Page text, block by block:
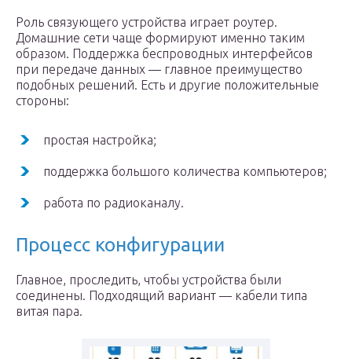
Роль связующего устройства играет роутер.
Домашние сети чаще формируют именно таким
образом. Поддержка беспроводных интерфейсов
при передаче данных — главное преимущество
подобных решений. Есть и другие положительные
стороны:
простая настройка;
поддержка большого количества компьютеров;
работа по радиоканалу.
Процесс конфигурации
Главное, проследить, чтобы устройства были
соединены. Подходящий вариант — кабели типа
витая пара.